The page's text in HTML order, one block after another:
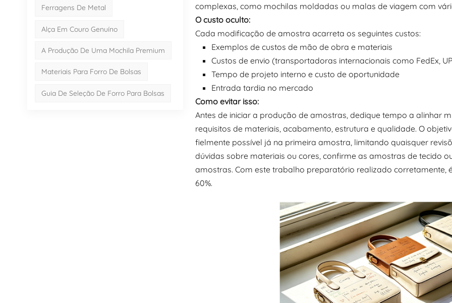
Ferragens De Metal
Alça Em Couro Genuíno
A Produção De Uma Mochila Premium
Materiais Para Forro De Bolsas
Guia De Seleção De Forro Para Bolsas
complexas, como mochilas moldadas ou malas de viagem com
O custo oculto:
Cada modificação de amostra acarreta os seguintes custos:
Exemplos de custos de mão de obra e materiais
Custos de envio (transportadoras internacionais como FedEx,
Tempo de projeto interno e custo de oportunidade
Entrada tardia no mercado
Como evitar isso:
Antes de iniciar a produção de amostras, dedique tempo a alinhar
requisitos de materiais, acabamento, estrutura e qualidade. O
fielmente possível já na primeira amostra, limitando quaisquer
dúvidas sobre materiais ou cores, confirme as amostras de tecido
amostras. Com este trabalho preparatório realizado corretamente,
60%.